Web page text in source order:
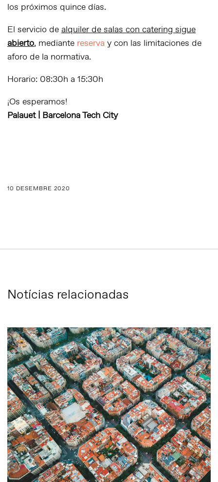
los próximos quince días.
El servicio de alquiler de salas con catering sigue
abierto, mediante reserva y con las limitaciones de
aforo de la normativa.
Horario: 08:30h a 15:30h
¡Os esperamos!
Palauet | Barcelona Tech City
10 DESEMBRE 2020
Notícias relacionadas